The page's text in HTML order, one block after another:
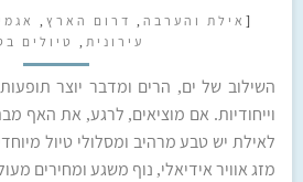
[ אילת והערבה , דרום הארץ ,
עירונית , טיולים
השילוב של ים, הרים ומדבר יוצר
וייחודיות. אם מוציאים, לרגע, את האף
לאילת יש טבע מרהיב ומסלולי טיול
מזג אוויר אידיאלי, נוף משגע ומחירים